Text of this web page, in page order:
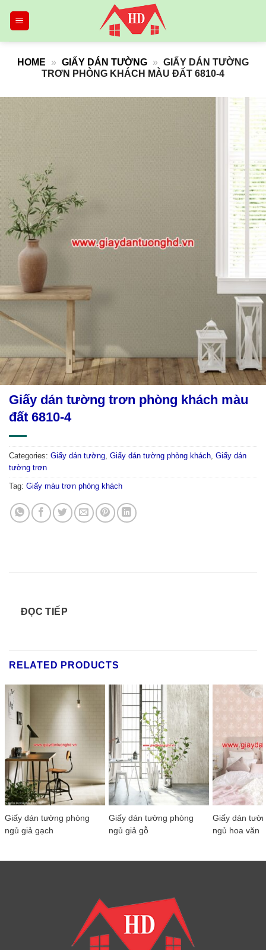
HOME » GIẤY DÁN TƯỜNG » GIẤY DÁN TƯỜNG
TRƠN PHÒNG KHÁCH MÀU ĐẤT 6810-4
Giấy dán tường trơn phòng khách màu
đất 6810-4
Categories: Giấy dán tường, Giấy dán tường phòng khách, Giấy dán
tường trơn
Tag: Giấy màu trơn phòng khách
ĐỌC TIẾP
RELATED PRODUCTS
Giấy dán tường phòng
ngủ giả gạch
Giấy dán tường phòng
ngủ giả gỗ
Giấy dán
ngủ hoa văn